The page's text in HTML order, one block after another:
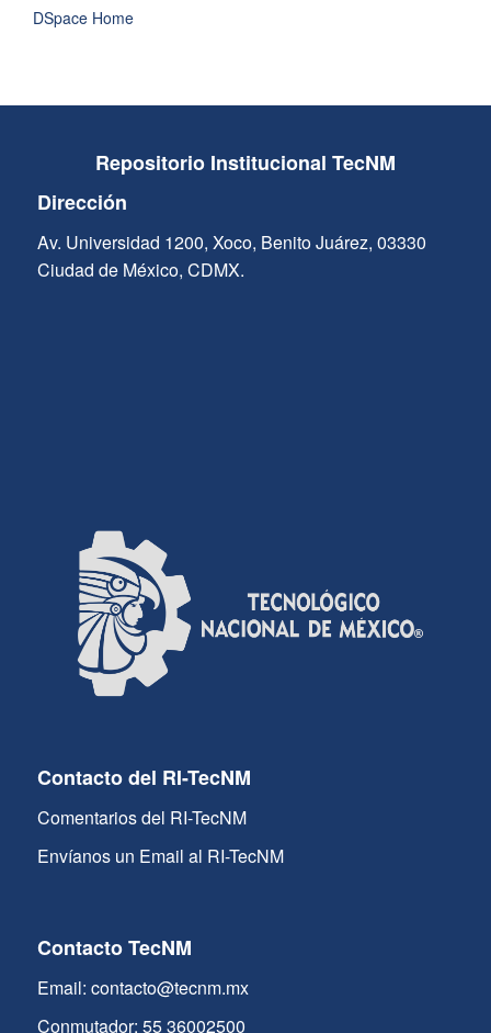
DSpace Home
Repositorio Institucional TecNM
Dirección
Av. Universidad 1200, Xoco, Benito Juárez, 03330
Ciudad de México, CDMX.
Contacto del RI-TecNM
Comentarios del RI-TecNM
Envíanos un Email al RI-TecNM
Contacto TecNM
Email: contacto@tecnm.mx
Conmutador: 55 36002500